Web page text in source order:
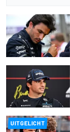
UITGELICHT